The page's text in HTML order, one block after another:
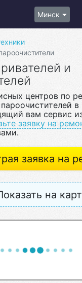
Минск
и
центров по
вам сервис
заявку на
заявка на
на